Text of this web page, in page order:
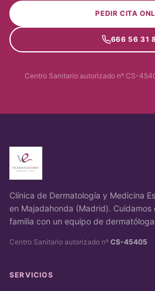
PEDIR CITA
666 56 31
Centro Sanitario autorizado nº CS-
Clínica de Dermatología y Medicina
en Majadahonda (Madrid).
familia con un equipo de
Centro Sanitario autorizado nº CS-45405
SERVICIOS